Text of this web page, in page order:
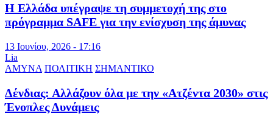
Η Ελλάδα υπέγραψε τη συμμετοχή της στο
πρόγραμμα SAFE για την ενίσχυση της άμυνας
13 Ιουνίου, 2026 - 17:16
Lia
ΑΜΥΝΑ ΠΟΛΙΤΙΚΗ ΣΗΜΑΝΤΙΚΟ
Δένδιας: Αλλάζουν όλα με την «Ατζέντα 2030» στις
Ένοπλες Δυνάμεις